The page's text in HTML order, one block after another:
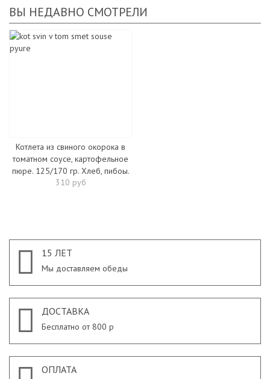
ВЫ НЕДАВНО СМОТРЕЛИ
Котлета из свиного окорока в
томатном соусе, картофельное
пюре. 125/170 гр. Хлеб, пибоы.
310 руб
15 ЛЕТ
Мы доставляем обеды
ДОСТАВКА
Бесплатно от 800 р
ОПЛАТА